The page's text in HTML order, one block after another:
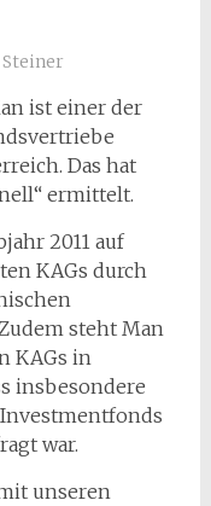
ist einer der
Das hat
ermittelt.
2011 auf
KAGs durch
steht Man
KAGs in
insbesondere
war.
unseren